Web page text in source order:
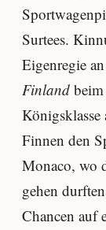
Surtees.
Eigenregie
Finland
Finnen den
Monaco, wo
gehen
Chancen auf